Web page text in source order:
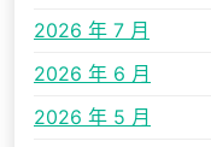
2026 年 7 月
2026 年 6 月
2026 年 5 月